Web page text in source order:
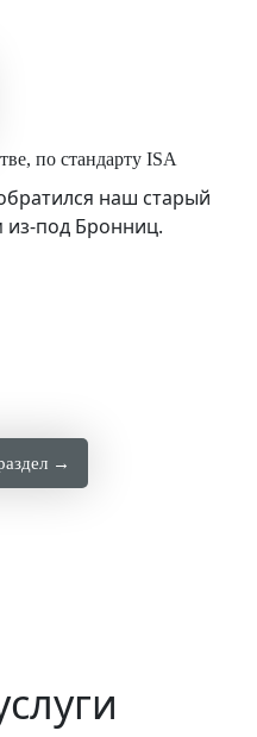
по стандарту ISA
наш старый
из-под Бронниц.
→